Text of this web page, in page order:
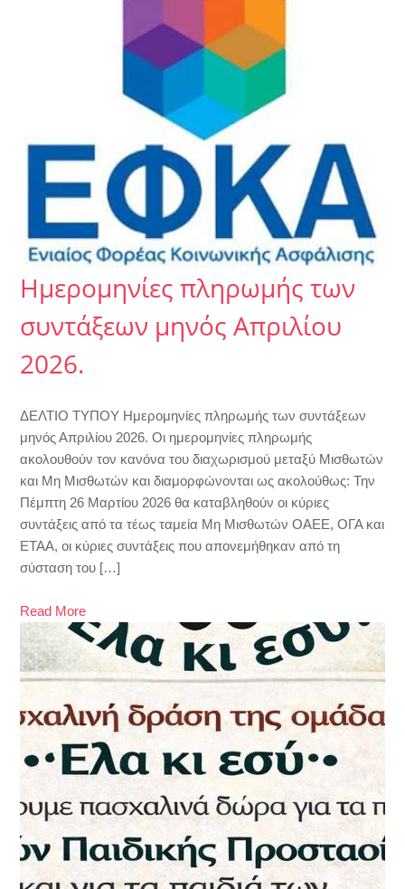
Ημερομηνίες πληρωμής των
συντάξεων μηνός Απριλίου
2026.
ΔΕΛΤΙΟ ΤΥΠΟΥ Ημερομηνίες πληρωμής των συντάξεων
μηνός Απριλίου 2026. Οι ημερομηνίες πληρωμής
ακολουθούν τον κανόνα του διαχωρισμού μεταξύ Μισθωτών
και Μη Μισθωτών και διαμορφώνονται ως ακολούθως: Την
Πέμπτη 26 Μαρτίου 2026 θα καταβληθούν οι κύριες
συντάξεις από τα τέως ταμεία Μη Μισθωτών ΟΑΕΕ, ΟΓΑ και
ΕΤΑΑ, οι κύριες συντάξεις που απονεμήθηκαν από τη
σύσταση του […]
Read More